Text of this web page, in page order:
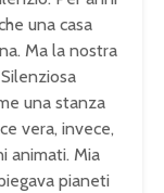
una casa
Ma la nostra
una stanza
vera, invece,
animati. Mia
pianeti